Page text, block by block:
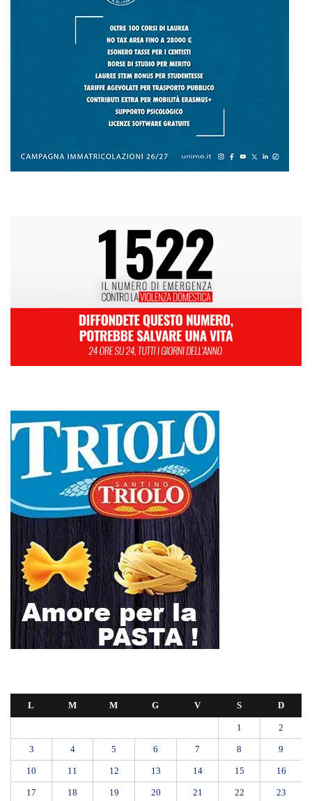
L M M G V S D
1 2
3 4 5 6 7 8 9
10 11 12 13 14 15 16
17 18 19 20 21 22 23